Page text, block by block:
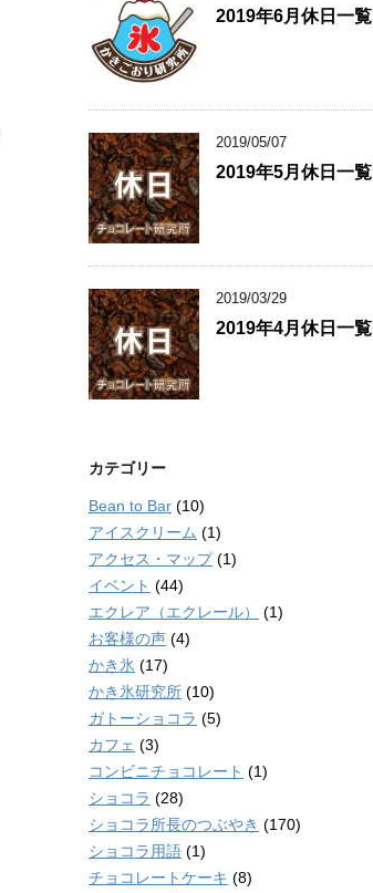
2019年6月休日一覧
2019/05/07
2019年5月休日一覧
2019/03/29
2019年4月休日一覧
カテゴリー
Bean to Bar (10)
アイスクリーム (1)
アクセス・マップ(1)
イベント (44)
エクレア（エクレール）
(1)
お客様の声 (4)
かき氷 (17)
かき氷研究所 (10)
ガトーショコラ (5)
カフェ (3)
コンビニチョコレート (1)
ショコラ (28)
ショコラ所長のつぶやき (170)
ショコラ用語 (1)
チョコレートケーキ (8)